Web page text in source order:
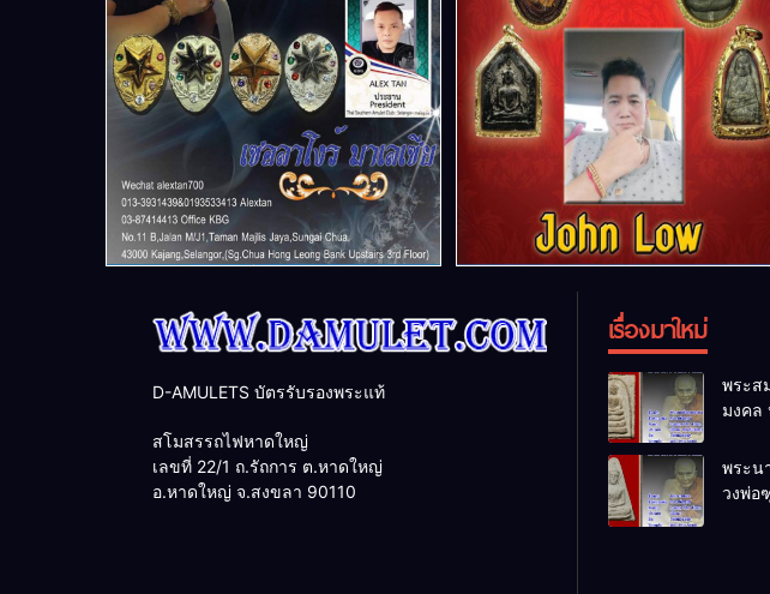
D-AMULETS บัตรรับรองพระแท้
สโมสรรถไฟหาดใหญ่
เลขที่ 22/1 ถ.รัถการ ต.หาดใหญ่
อ.หาดใหญ่ จ.สงขลา 90110
เรื่องมาใหม่
พระส
มงคล
โพธิ์นิ
พ.ศ
พระน
วงพ่อ